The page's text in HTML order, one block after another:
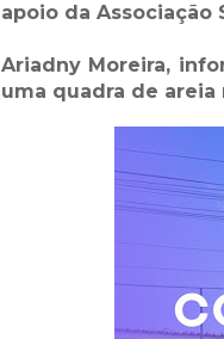
apoio da Associação
Ariadny Moreira,
uma quadra de